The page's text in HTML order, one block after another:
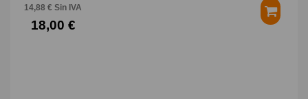
14,88 € Sin IVA
18,00 €